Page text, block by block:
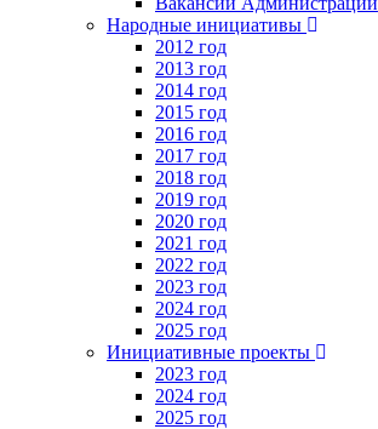
Народные инициативы
2012 год
2013 год
2014 год
2015 год
2016 год
2017 год
2018 год
2019 год
2020 год
2021 год
2022 год
2023 год
2024 год
2025 год
Инициативные проекты
2023 год
2024 год
2025 год